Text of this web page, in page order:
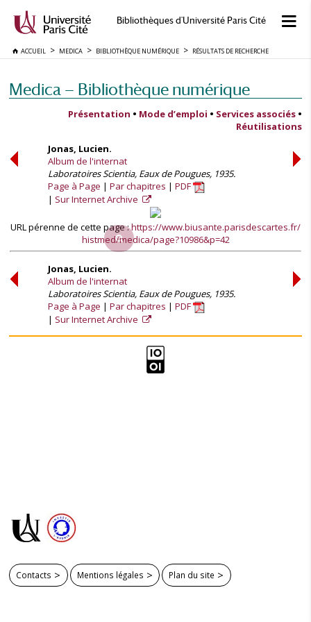
Bibliothèques d'Université Paris Cité
ACCUEIL MEDICA BIBLIOTHÈQUE NUMÉRIQUE RÉSULTATS DE RECHERCHE
Medica — Bibliothèque numérique
Présentation • Mode d’emploi • Services associés •
Réutilisations
Jonas, Lucien.
Album de l'internat
Laboratoires Scientia, Eaux de Pougues, 1935.
Page à Page
Par chapitres
PDF
Sur Internet Archive
URL pérenne de cette page :https://www.biusante.parisdescartes.fr/
histmed/medica/page?10986&p=42
Jonas, Lucien.
Album de l'internat
Laboratoires Scientia, Eaux de Pougues, 1935.
Page à Page
Par chapitres
PDF
Sur Internet Archive
Contacts Mentions légales Plan du site